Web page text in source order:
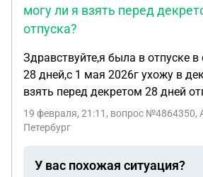
могу ли я взять перед
отпуска?
Здравствуйте,я была в отпуске в
28 дней,с 1 мая 2026г ухожу в
взять перед декретом 28 дней
19 февраля, 21:11 , вопрос №4864350,
Петербург
У вас похожая ситуация?